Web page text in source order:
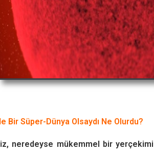
Bir Süper-Dünya Olsaydı Ne Olurdu?
neredeyse mükemmel bir